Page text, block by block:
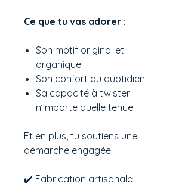
Ce que tu vas adorer :
Son motif original et
organique
Son confort au quotidien
Sa capacité à twister
n’importe quelle tenue
Et en plus, tu soutiens une
démarche engagée
✔️ Fabrication artisanale